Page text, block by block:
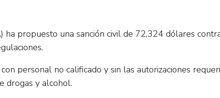
ha propuesto una sanción civil de 72,324 dólares
con personal no calificado y sin las autorizaciones
drogas y alcohol.